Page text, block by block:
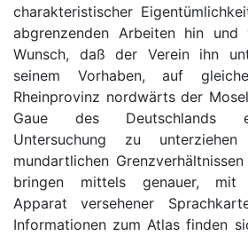
charakteristischer
abgrenzenden Arbeiten hin
Wunsch, daß der Verein ihn
seinem Vorhaben, auf
Rheinprovinz nordwärts der
Gaue des Deutschlands
Untersuchung zu
mundartlichen
bringen mittels genauer, mit
Apparat versehener
Informationen zum Atlas finden